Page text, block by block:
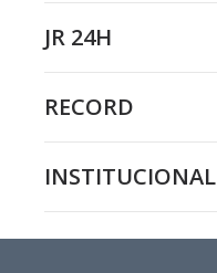
JR 24H
RECORD
INSTITUCIONAL